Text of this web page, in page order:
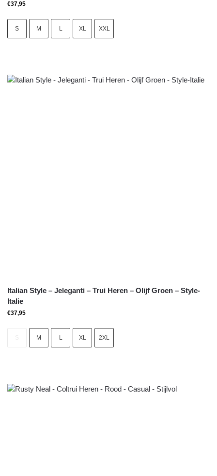
€37,95
S M L XL XXL
Italian Style – Jeleganti – Trui Heren – Olijf Groen – Style-
Italie
€37,95
M L XL 2XL